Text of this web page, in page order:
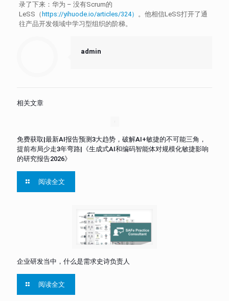
录了下来：华为 – 没有Scrum的
LeSS（ https://yihuode.io/articles/324） 。他相信LeSS打开了通
往产品开发领域中学习型组织的阶梯。
admin
相关文章
免费获取|最新AI报告预测3大趋势，破解AI+敏捷的不可能三角，
提前布局少走3年弯路|《生成式AI和编码智能体对规模化敏捷影响
的研究报告2026》
阅读全文
企业研发当中，什么是需求史诗负责人
阅读全文